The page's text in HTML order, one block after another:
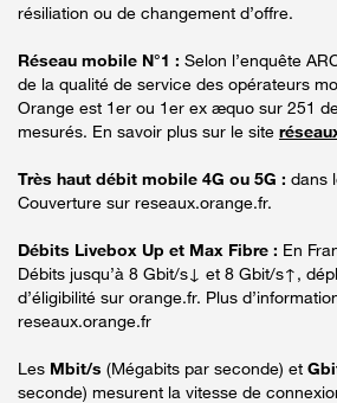
résiliation ou de changement d’offre.
Réseau mobile N°1 : Selon l’enquête
de la qualité de service des opérateurs
Orange est 1er ou 1er ex æquo sur 251
mesurés. En savoir plus sur le site
Très haut débit mobile 4G ou 5G : dans
Couverture sur reseaux.orange.fr.
Débits Livebox Up et Max Fibre : En
Débits jusqu’à 8 Gbit/s↓ et 8 Gbit/s↑,
d’éligibilité sur orange.fr. Plus
reseaux.orange.fr
Les Mbit/s (Mégabits par seconde) et
seconde) mesurent la vitesse de